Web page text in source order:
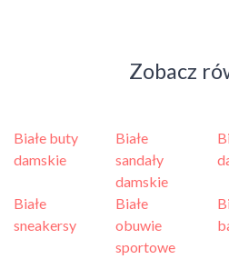
Zobacz
Białe buty
damskie
Białe
sandały
damskie
Białe
sneakersy
Białe
obuwie
sportowe